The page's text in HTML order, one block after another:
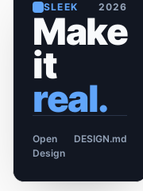
SLEEK 2026
Make
it
real.
Open
Design
DESIGN.md